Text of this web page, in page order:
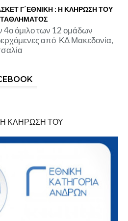
Γ΄ΕΘΝΙΚΗ : Η ΚΛΗΡΩΣΗ ΤΟΥ
4ο όμιλο των 12 ομάδων
από ΚΔ Μακεδονία,
Η ΚΛΗΡΩΣΗ ΤΟΥ